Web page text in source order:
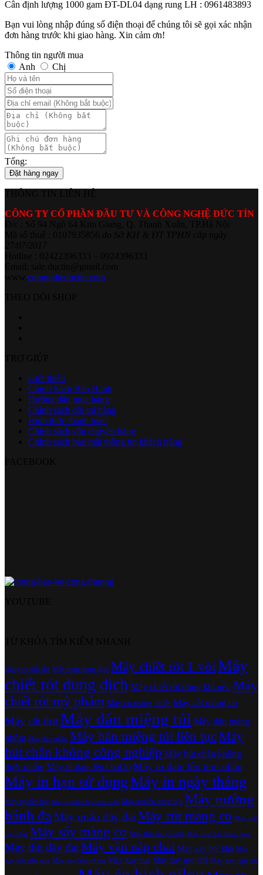
Cân định lượng 1000 gam ĐT-DL04 dạng rung LH : 0961483893
Bạn vui lòng nhập đúng số điện thoại để chúng tôi sẽ gọi xác nhận
đơn hàng trước khi giao hàng. Xin cảm ơn!
Thông tin người mua
Anh
Chị
Tổng:
Đặt hàng ngay
CÔNG TY CỔ PHẦN ĐẦU TƯ VÀ CÔNG NGHỆ ĐỨC TÍN
congngheductin.com
Giới thiệu
Chính Sách Bảo Hành
Hướng dẫn mua hàng
Chính sách đổi trả hàng
Hình thức thanh toán
Chính sách vận chuyển hàng
Chính sách bảo mật thông tin khách hàng
Dụng cụ xiết đai Máy bơm dung dịch Máy chiết rót 1 vòiMáy
chiết rót dung dịch Máy chiết rót dùng khí nén Máy
chiết rót mỹ phẩm Máy co màng nhiệt Máy cắt màng co
Máy cắt thịtMáy dán miệng túi Máy dán màng
nhôm Máy dán nhãn Máy hàn miệng túi liên tụcMáy
hút chân không công nghiệp Máy hút chân không
thực phẩm Máy in date lên chai lọ Máy in date lên tem nhãn
Máy in hạn sử dụngMáy in ngày tháng
Máy nghiền bột Máy nghiền bột siêu mịn Máy nghiền dược liệu Máy nướng
bánh đaMáy quấn dây đaiMáy rút màng co Máy siết
nắp chai Máy sấy màng co Máy thái rau củ quả Máy thái thịt đông lạnh
Máy thít dây đaiMáy vặn nắp chai Máy xay bột khô Máy
xay bột siêu mịn Máy xay bột trẻ em Máy xay cua Máy xay giò chả Máy xay ngũ cốc